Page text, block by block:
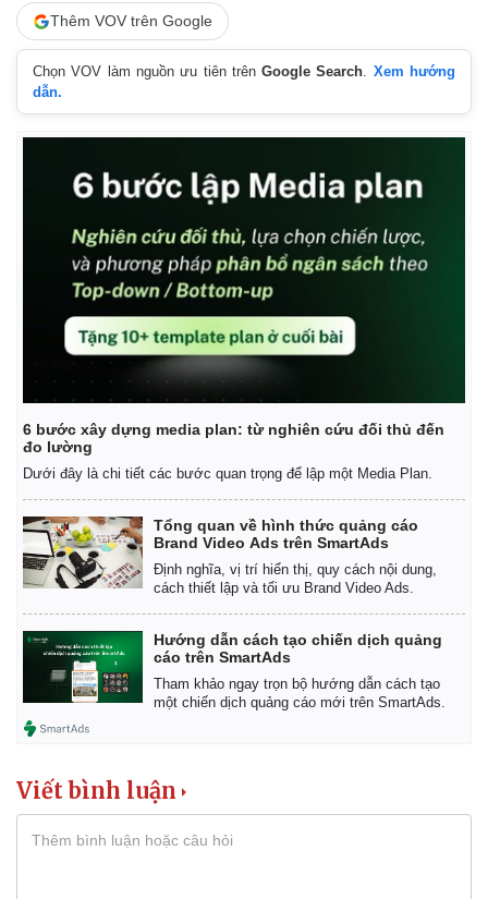
Thế giới
Quan sát
Thêm VOV trên Google
Chọn VOV làm nguồn ưu tiên trênGoogle Search. Xem hướng
dẫn.
6 bước xây dựng media plan: từ nghiên cứu đối thủ đến
đo lường
Dưới đây là chi tiết các bước quan trọng để lập một Media Plan.
Tổng quan về hình thức quảng cáo
Brand Video Ads trên SmartAds
Định nghĩa, vị trí hiển thị, quy cách nội dung,
cách thiết lập và tối ưu Brand Video Ads.
Hướng dẫn cách tạo chiến dịch quảng
cáo trên SmartAds
Tham khảo ngay trọn bộ hướng dẫn cách tạo
một chiến dịch quảng cáo mới trên SmartAds.
Viết bình luận